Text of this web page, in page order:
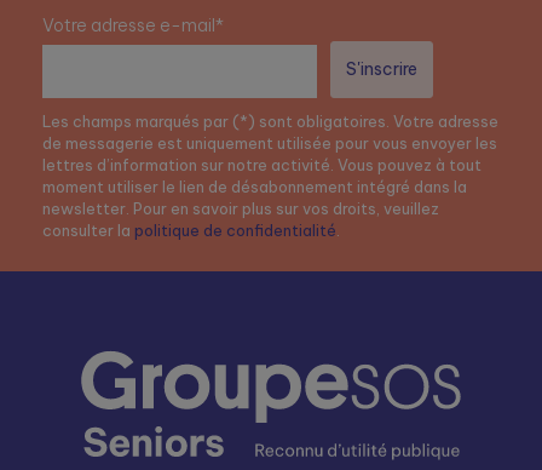
Votre adresse e-mail*
Les champs marqués par (*) sont obligatoires. Votre adresse
de messagerie est uniquement utilisée pour vous envoyer les
lettres d’information sur notre activité. Vous pouvez à tout
moment utiliser le lien de désabonnement intégré dans la
newsletter. Pour en savoir plus sur vos droits, veuillez
consulter la politique de confidentialité